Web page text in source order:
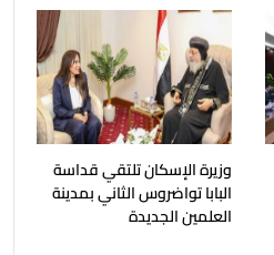
وزيرة الإسكان تلتقي قداسة
البابا تواضروس الثاني بمدينة
العلمين الجديدة